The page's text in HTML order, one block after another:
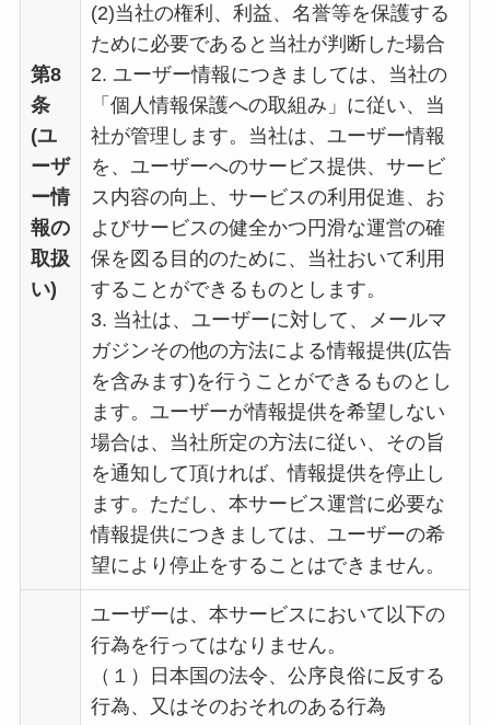
第8
条
(ユ
ーザ
ー情
報の
取扱
い)
(2)当社の権利、利益、名誉等を保護する
ために必要であると当社が判断した場合
2. ユーザー情報につきましては、当社の
「個人情報保護への取組み」に従い、当
社が管理します。当社は、ユーザー情報
を、ユーザーへのサービス提供、サービ
ス内容の向上、サービスの利用促進、お
よびサービスの健全かつ円滑な運営の確
保を図る目的のために、当社おいて利用
することができるものとします。
3. 当社は、ユーザーに対して、メールマ
ガジンその他の方法による情報提供(広告
を含みます)を行うことができるものとし
ます。ユーザーが情報提供を希望しない
場合は、当社所定の方法に従い、その旨
を通知して頂ければ、情報提供を停止し
ます。ただし、本サービス運営に必要な
情報提供につきましては、ユーザーの希
望により停止をすることはできません。
ユーザーは、本サービスにおいて以下の
行為を行ってはなりません。
（１）日本国の法令、公序良俗に反する
行為、又はそのおそれのある行為